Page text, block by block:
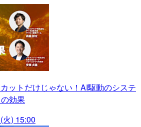
ットだけじゃない！AI駆動のシステ
効果
) 15:00